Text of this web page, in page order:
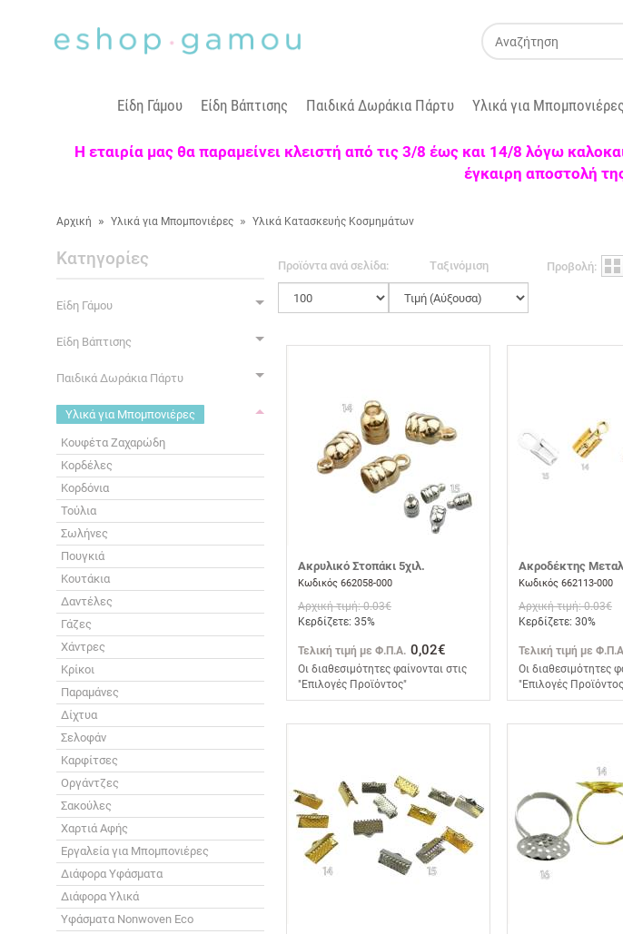
Είδη Γάμου Είδη Βάπτισης Παιδικά Δωράκια Πάρτυ Υλικά για Μπομπονιέρες
Η εταιρία μας θα παραμείνει κλειστή από τις 3/8 έως και 14/8 λόγω
έγκαιρη αποστολή
Αρχική » Υλικά για Μπομπονιέρες » Υλικά Κατασκευής Κοσμημάτων
Κατηγορίες
Είδη Γάμου
Είδη Βάπτισης
Παιδικά Δωράκια Πάρτυ
Υλικά για Μπομπονιέρες
Κουφέτα Ζαχαρώδη
Κορδέλες
Κορδόνια
Τούλια
Σωλήνες
Πουγκιά
Κουτάκια
Δαντέλες
Γάζες
Χάντρες
Κρίκοι
Παραμάνες
Δίχτυα
Σελοφάν
Καρφίτσες
Οργάντζες
Σακούλες
Χαρτιά Αφής
Εργαλεία για Μπομπονιέρες
Διάφορα Υφάσματα
Διάφορα Υλικά
Υφάσματα Nonwoven Eco
Προϊόντα ανά σελίδα: Tαξινόμιση Προβολή:
Ακρυλικό Στοπάκι 5χιλ.
Κωδικός 662058-000
Αρχική τιμή: 0.03€
Κερδίζετε: 35%
Τελική τιμή με Φ.Π.Α. 0,02€
Οι διαθεσιμότητες φαίνονται στις
"Επιλογές Προϊόντος"
Ακροδέκτης
Κωδικός 662113-000
Αρχική τιμή: 0.03€
Κερδίζετε: 30%
Τελική τιμή με
Οι διαθεσιμότητες
"Επιλογές